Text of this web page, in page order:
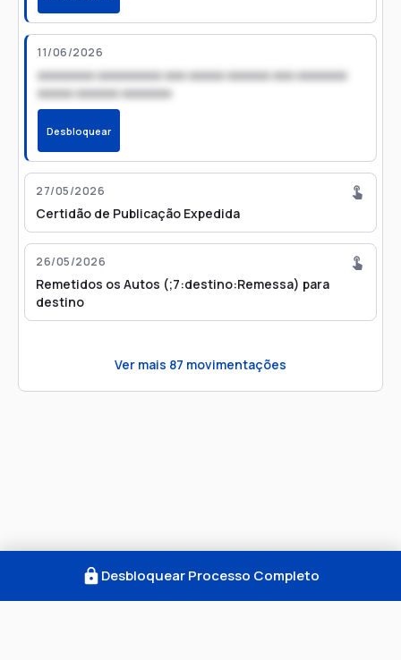
11/06/2026
xxxxxxxx xxxxxxxxx xxx xxxxx xxxxxx xxx xxxxxxx
xxxxx xxxxxx xxxxxxx
Desbloquear
27/05/2026
Certidão de Publicação Expedida
26/05/2026
Remetidos os Autos (;7:destino:Remessa) para
destino
Ver mais 87 movimentações
Desbloquear Processo Completo